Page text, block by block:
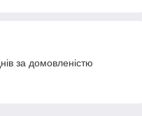
за домовленістю